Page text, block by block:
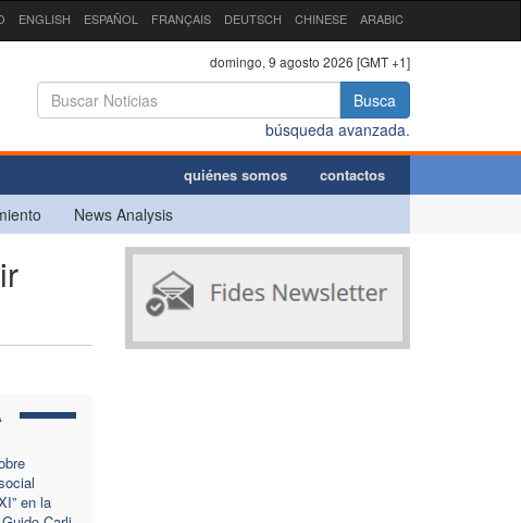
ENGLISH ESPAÑOL FRANÇAIS DEUTSCH CHINESE ARABIC
domingo, 9 agosto 2026 [GMT +1]
Busca
búsqueda avanzada.
quiénes somos contactos
News Analysis
en la